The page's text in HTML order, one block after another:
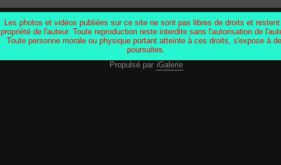
Les photos et vidéos publiées sur ce site ne sont pas libres de droits et
propriété de l'auteur. Toute reproduction reste interdite sans l'autorisation de
Toute personne morale ou physique portant atteinte à ces droits, s'expose à
poursuites.
Propulsé par iGalerie